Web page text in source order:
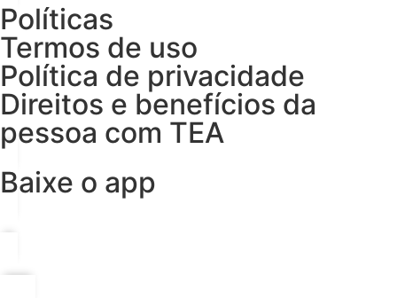
Políticas
Termos de uso
Política de privacidade
Direitos e benefícios da
pessoa com TEA
Baixe o app